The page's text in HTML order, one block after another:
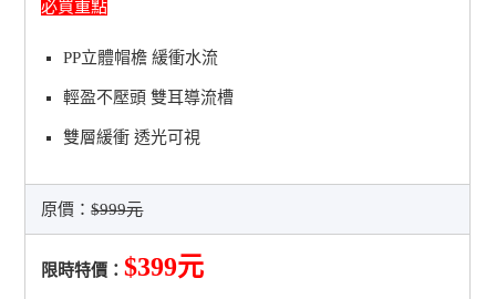
必買重點
PP立體帽檐 緩衝水流
輕盈不壓頭 雙耳導流槽
雙層緩衝 透光可視
原價：$999元
限時特價：$399元